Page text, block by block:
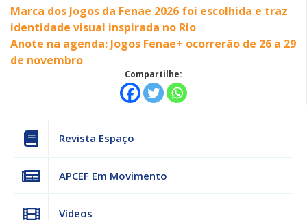
Marca dos Jogos da Fenae 2026 foi escolhida e traz
identidade visual inspirada no Rio
Anote na agenda: Jogos Fenae+ ocorrerão de 26 a 29
de novembro
Compartilhe:
Revista Espaço
APCEF Em Movimento
Vídeos